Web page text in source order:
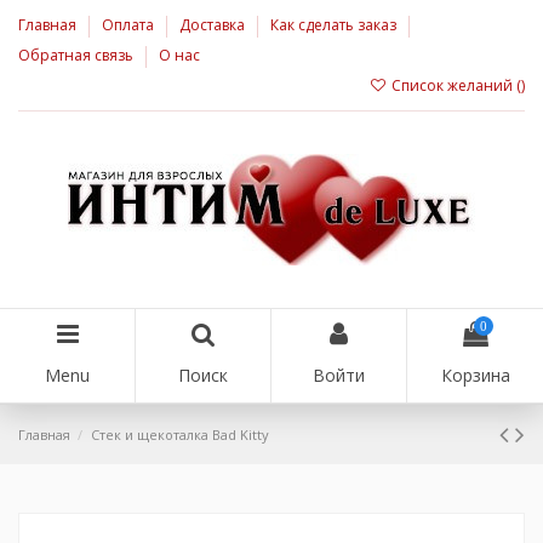
Главная Оплата Доставка
Как сделать заказ
Обратная связь
О нас
Список желаний ()
Menu Поиск Войти
0
Корзина
Главная Стек и щекоталка Bad Kitty